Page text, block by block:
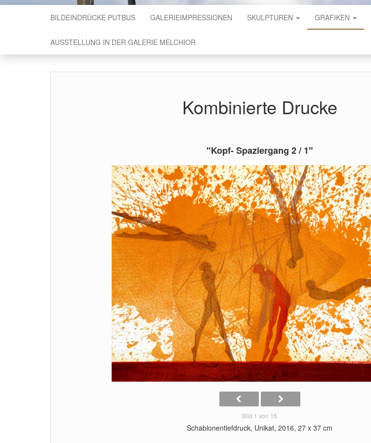
BILDEINDRÜCKE PUTBUS GALERIEIMPRESSIONEN SKULPTUREN GRAFIKEN
AUSSTELLUNG IN DER GALERIE MELCHIOR
Kombinierte Drucke
"Kopf- Spaziergang 2 / 1"
Bild 1 von 15
Schablonentiefdruck, Unikat, 2016, 27 x 37 cm